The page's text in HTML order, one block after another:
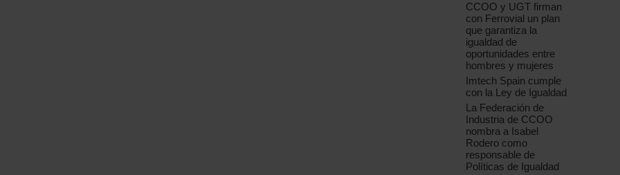
CCOO y UGT firman
con Ferrovial un plan
que garantiza la
igualdad de
oportunidades entre
hombres y mujeres
Imtech Spain cumple
con la Ley de Igualdad
La Federación de
Industria de CCOO
nombra a Isabel
Rodero como
responsable de
Políticas de Igualdad